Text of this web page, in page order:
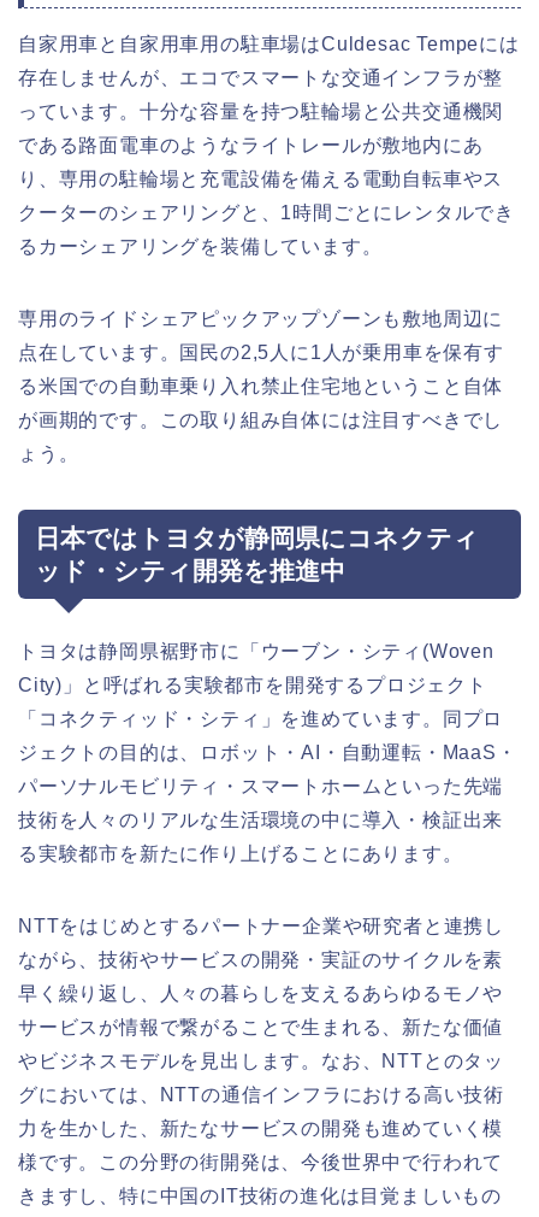
自家用車と自家用車用の駐車場はCuldesac Tempeには
存在しませんが、エコでスマートな交通インフラが整
っています。十分な容量を持つ駐輪場と公共交通機関
である路面電車のようなライトレールが敷地内にあ
り、専用の駐輪場と充電設備を備える電動自転車やス
クーターのシェアリングと、1時間ごとにレンタルでき
るカーシェアリングを装備しています。
専用のライドシェアピックアップゾーンも敷地周辺に
点在しています。国民の2,5人に1人が乗用車を保有す
る米国での自動車乗り入れ禁止住宅地ということ自体
が画期的です。この取り組み自体には注目すべきでし
ょう。
日本ではトヨタが静岡県にコネクティ
ッド・シティ開発を推進中
トヨタは静岡県裾野市に「ウーブン・シティ(Woven
City)」と呼ばれる実験都市を開発するプロジェクト
「コネクティッド・シティ」を進めています。同プロ
ジェクトの目的は、ロボット・AI・自動運転・MaaS・
パーソナルモビリティ・スマートホームといった先端
技術を人々のリアルな生活環境の中に導入・検証出来
る実験都市を新たに作り上げることにあります。
NTTをはじめとするパートナー企業や研究者と連携し
ながら、技術やサービスの開発・実証のサイクルを素
早く繰り返し、人々の暮らしを支えるあらゆるモノや
サービスが情報で繋がることで生まれる、新たな価値
やビジネスモデルを見出します。なお、NTTとのタッ
グにおいては、NTTの通信インフラにおける高い技術
力を生かした、新たなサービスの開発も進めていく模
様です。この分野の街開発は、今後世界中で行われて
きますし、特に中国のIT技術の進化は目覚ましいもの